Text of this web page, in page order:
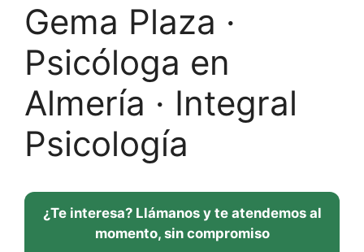
Gema Plaza ·
Psicóloga en
Almería · Integral
Psicología
¿Te interesa? Llámanos y te atendemos al
momento, sin compromiso